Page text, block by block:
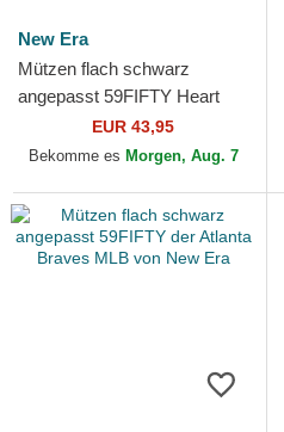
New Era
Mützen flach schwarz
angepasst 59FIFTY Heart
Icon der Atlanta Braves MLB
von New Era
EUR 43,95
Bekomme es Morgen, Aug. 7